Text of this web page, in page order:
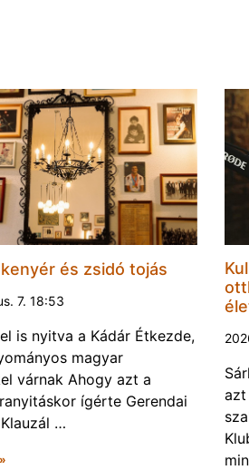
és zsidó tojás
7. 18:53
is nyitva a Kádár Étkezde,
magyar
várnak Ahogy azt a
ígérte Gerendai
…
azt